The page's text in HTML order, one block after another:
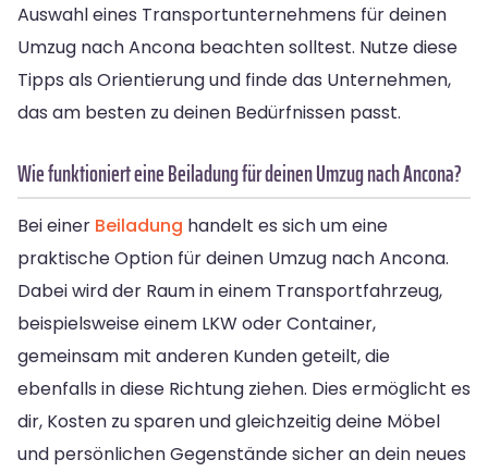
Auswahl eines Transportunternehmens für deinen
Umzug nach Ancona beachten solltest. Nutze diese
Tipps als Orientierung und finde das Unternehmen,
das am besten zu deinen Bedürfnissen passt.
Wie funktioniert eine Beiladung für deinen Umzug nach Ancona?
Bei einer Beiladung handelt es sich um eine
praktische Option für deinen Umzug nach Ancona.
Dabei wird der Raum in einem Transportfahrzeug,
beispielsweise einem LKW oder Container,
gemeinsam mit anderen Kunden geteilt, die
ebenfalls in diese Richtung ziehen. Dies ermöglicht es
dir, Kosten zu sparen und gleichzeitig deine Möbel
und persönlichen Gegenstände sicher an dein neues